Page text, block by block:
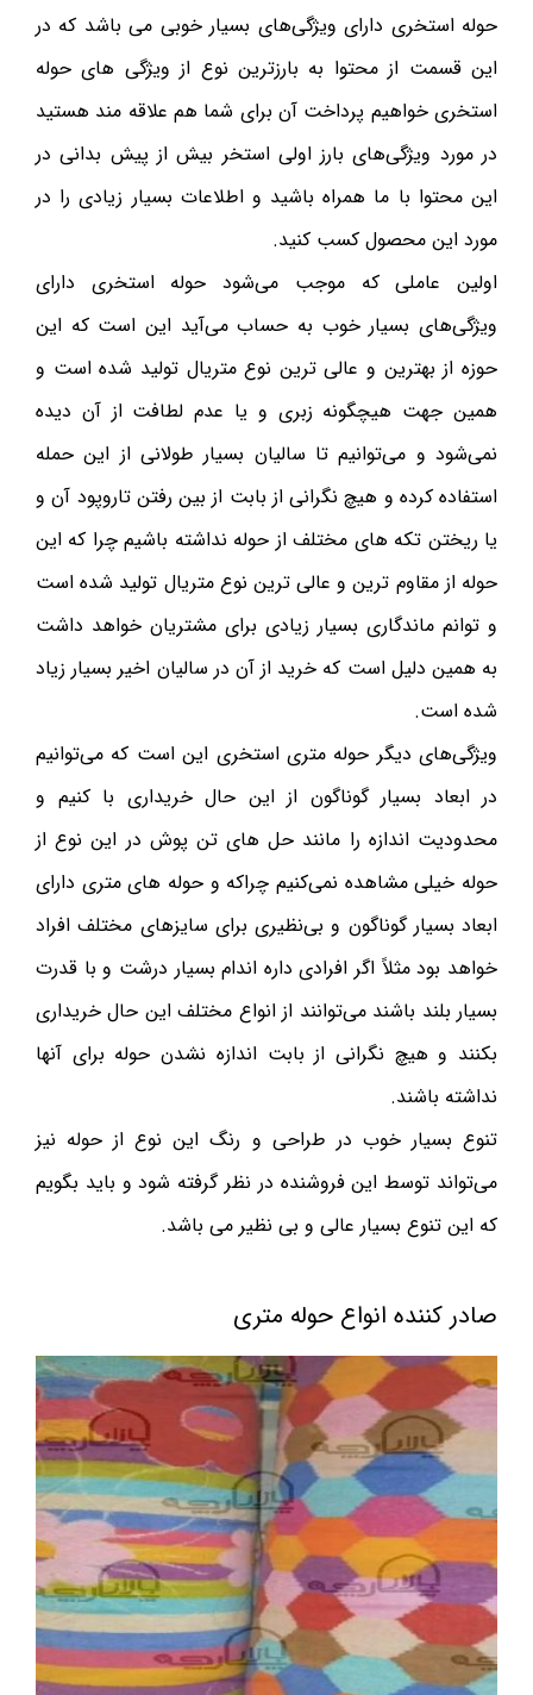
حوله استخری دارای ویژگی‌های بسیار خوبی می باشد که در
این قسمت از محتوا به بارزترین نوع از ویژگی های حوله
استخری خواهیم پرداخت آن برای شما هم علاقه مند هستید
در مورد ویژگی‌های بارز اولی استخر بیش از پیش بدانی در
این محتوا با ما همراه باشید و اطلاعات بسیار زیادی را در
مورد این محصول کسب کنید.
اولین عاملی که موجب می‌شود حوله استخری دارای
ویژگی‌های بسیار خوب به حساب می‌آید این است که این
حوزه از بهترین و عالی ترین نوع متریال تولید شده است و
همین جهت هیچگونه زبری و یا عدم لطافت از آن دیده
نمی‌شود و می‌توانیم تا سالیان بسیار طولانی از این حمله
استفاده کرده و هیچ نگرانی از بابت از بین رفتن تاروپود آن و
یا ریختن تکه های مختلف از حوله نداشته باشیم چرا که این
حوله از مقاوم ترین و عالی ترین نوع متریال تولید شده است
و توانم ماندگاری بسیار زیادی برای مشتریان خواهد داشت
به همین دلیل است که خرید از آن در سالیان اخیر بسیار زیاد
شده است.
ویژگی‌های دیگر حوله متری استخری این است که می‌توانیم
در ابعاد بسیار گوناگون از این حال خریداری با کنیم و
محدودیت اندازه را مانند حل های تن پوش در این نوع از
حوله خیلی مشاهده نمی‌کنیم چراکه و حوله های متری دارای
ابعاد بسیار گوناگون و بی‌نظیری برای سایزهای مختلف افراد
خواهد بود مثلاً اگر افرادی داره اندام بسیار درشت و با قدرت
بسیار بلند باشند می‌توانند از انواع مختلف این حال خریداری
بکنند و هیچ نگرانی از بابت اندازه نشدن حوله برای آنها
نداشته باشند.
تنوع بسیار خوب در طراحی و رنگ این نوع از حوله نیز
می‌تواند توسط این فروشنده در نظر گرفته شود و باید بگویم
که این تنوع بسیار عالی و بی نظیر می باشد.
صادر کننده انواع حوله متری